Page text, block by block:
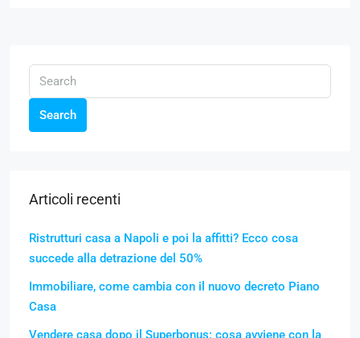
Search
Articoli recenti
Ristrutturi casa a Napoli e poi la affitti? Ecco cosa
succede alla detrazione del 50%
Immobiliare, come cambia con il nuovo decreto Piano
Casa
Vendere casa dopo il Superbonus: cosa avviene con la